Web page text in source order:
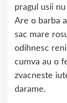
pragul usii
Are o barba
sac mare
odihnesc
cumva au o
zvacneste
darame.